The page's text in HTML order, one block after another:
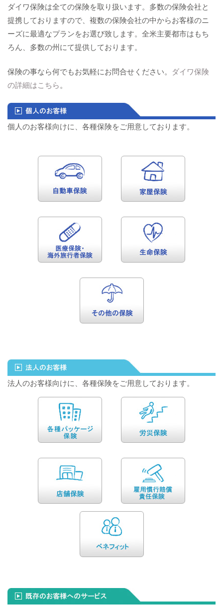
ダイワ保険は全ての保険を取り扱います。多数の保険会社と
提携しておりますので、複数の保険会社の中からお客様のニ
ーズに最適なプランをお選び致します。全米主要都市はもち
ろん、多数の州にて提供しております。
保険の事なら何でもお気軽にお問合せください。 ダイワ保険
の詳細はこちら。
個人のお客様向けに、各種保険をご用意しております。
法人のお客様向けに、各種保険をご用意しております。